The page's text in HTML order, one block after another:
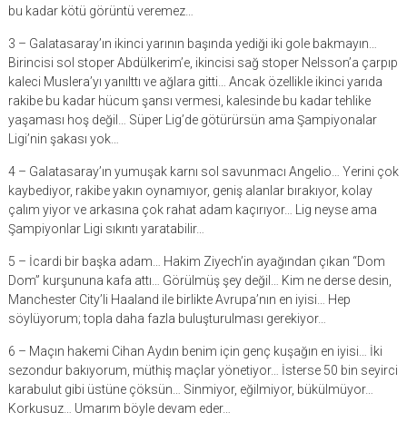
bu kadar kötü görüntü veremez…
3 – Galatasaray’ın ikinci yarının başında yediği iki gole bakmayın…
Birincisi sol stoper Abdülkerim’e, ikincisi sağ stoper Nelsson’a çarpıp
kaleci Muslera’yı yanılttı ve ağlara gitti… Ancak özellikle ikinci yarıda
rakibe bu kadar hücum şansı vermesi, kalesinde bu kadar tehlike
yaşaması hoş değil… Süper Lig’de götürürsün ama Şampiyonalar
Ligi’nin şakası yok…
4 – Galatasaray’ın yumuşak karnı sol savunmacı Angelio… Yerini çok
kaybediyor, rakibe yakın oynamıyor, geniş alanlar bırakıyor, kolay
çalım yiyor ve arkasına çok rahat adam kaçırıyor… Lig neyse ama
Şampiyonlar Ligi sıkıntı yaratabilir…
5 – İcardi bir başka adam… Hakim Ziyech’in ayağından çıkan “Dom
Dom” kurşununa kafa attı… Görülmüş şey değil… Kim ne derse desin,
Manchester City’li Haaland ile birlikte Avrupa’nın en iyisi… Hep
söylüyorum; topla daha fazla buluşturulması gerekiyor…
6 – Maçın hakemi Cihan Aydın benim için genç kuşağın en iyisi… İki
sezondur bakıyorum, müthiş maçlar yönetiyor… İsterse 50 bin seyirci
karabulut gibi üstüne çöksün… Sinmiyor, eğilmiyor, bükülmüyor…
Korkusuz… Umarım böyle devam eder…